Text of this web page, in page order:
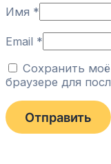
Имя *
Email *
Сохранить
браузере для